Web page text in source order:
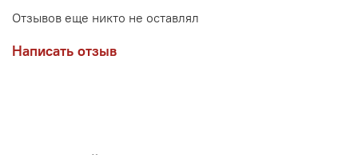
Отзывов еще никто не оставлял
Написать отзыв